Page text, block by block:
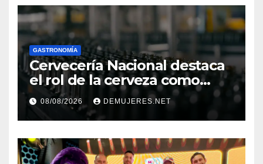
GASTRONOMÍA
Cervecería Nacional destaca
el rol de la cerveza como
motor de desarrollo
económico y sostenibilidad
en Panamá
08/08/2026 DEMUJERES.NET